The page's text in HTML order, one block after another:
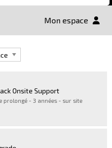
Mon espace
Onsite Support
prolongé - 3 années - sur site